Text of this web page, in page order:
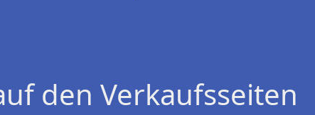
den Verkaufsseiten